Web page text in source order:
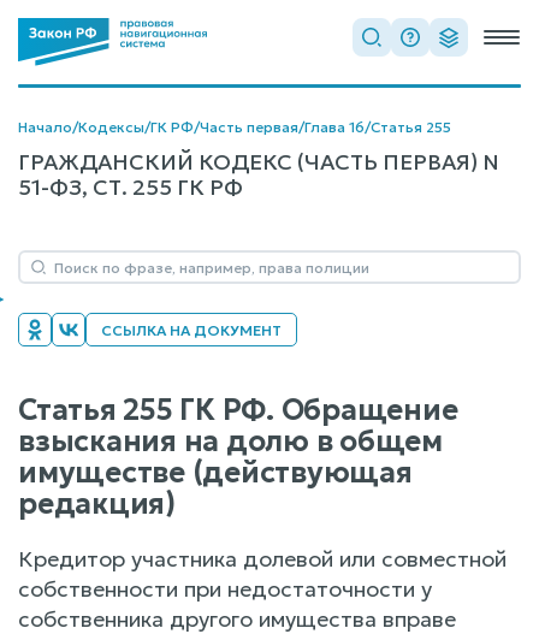
Начало/Кодексы/ГК РФ/Часть первая/Глава 16/Статья 255
ГРАЖДАНСКИЙ КОДЕКС (ЧАСТЬ ПЕРВАЯ) N
51-ФЗ, СТ. 255 ГК РФ
ССЫЛКА НА ДОКУМЕНТ
Статья 255 ГК РФ. Обращение
взыскания на долю в общем
имуществе (действующая
редакция)
Кредитор участника долевой или совместной
собственности при недостаточности у
собственника другого имущества вправе